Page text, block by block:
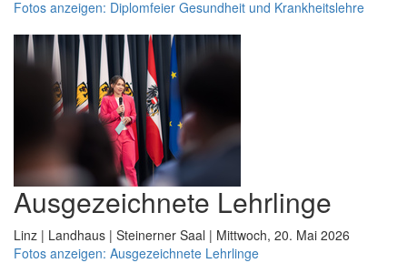
Fotos anzeigen: Diplomfeier Gesundheit und Krankheitslehre
Ausgezeichnete Lehrlinge
Linz | Landhaus | Steinerner Saal | Mittwoch, 20. Mai 2026
Fotos anzeigen: Ausgezeichnete Lehrlinge